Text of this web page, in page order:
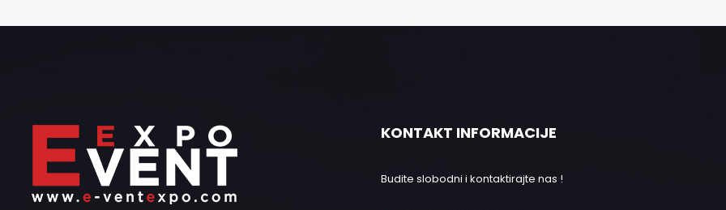
KONTAKT INFORMACIJE
Budite slobodni i kontaktirajte nas !